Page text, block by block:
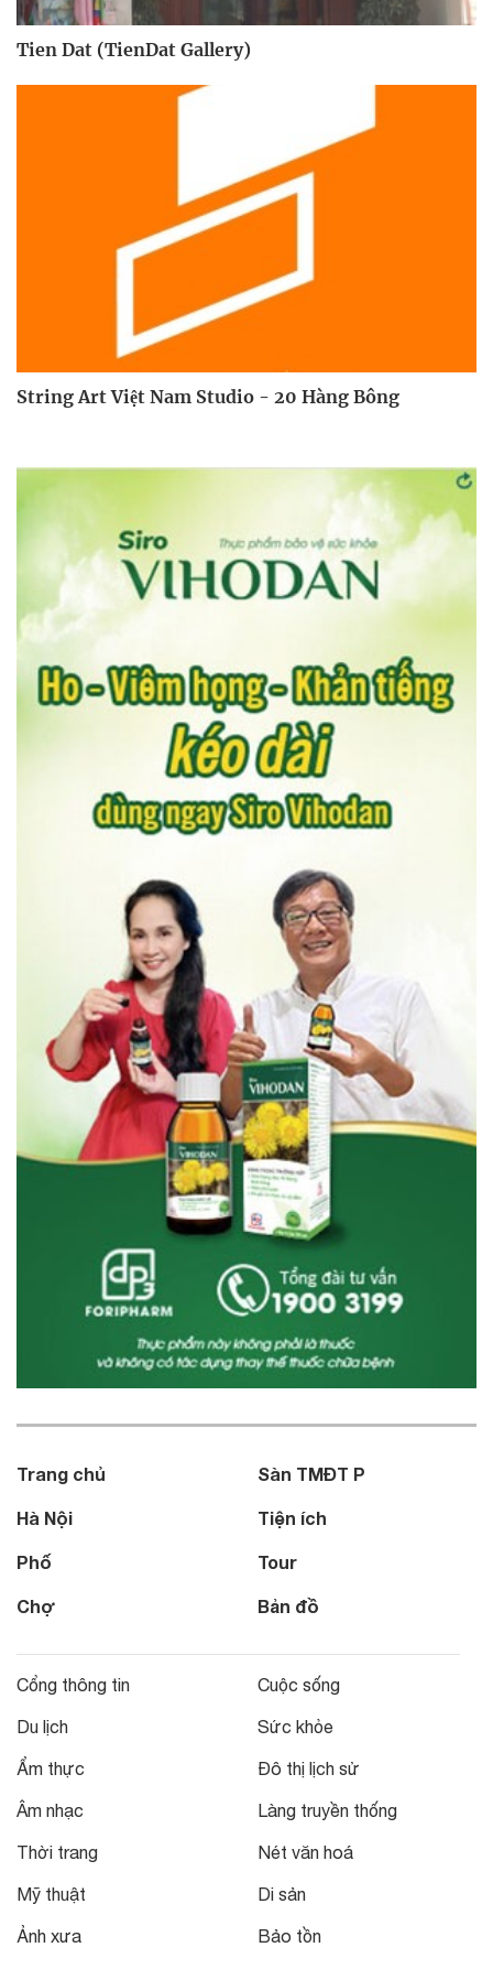
Tien Dat (TienDat Gallery)
String Art Việt Nam Studio - 20 Hàng Bông
Trang chủ
Hà Nội
Phố
Chợ
Sàn TMĐT P
Tiện ích
Tour
Bản đồ
Cổng thông tin
Du lịch
Ẩm thực
Âm nhạc
Thời trang
Mỹ thuật
Ảnh xưa
Cuộc sống
Sức khỏe
Đô thị lịch sử
Làng truyền thống
Nét văn hoá
Di sản
Bảo tồn